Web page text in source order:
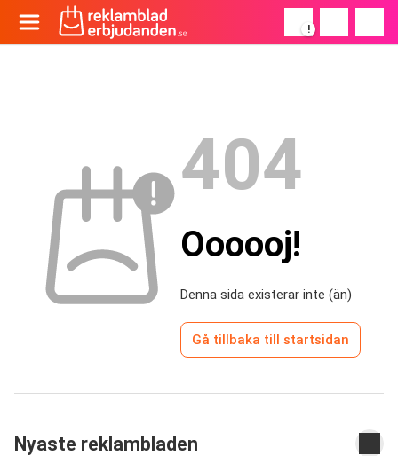
!
404
Oooooj!
Denna sida existerar inte (än)
Gå tillbaka till startsidan
Nyaste reklambladen